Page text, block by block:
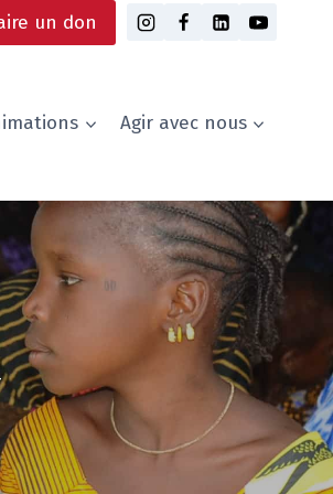
un don
Agir avec nous